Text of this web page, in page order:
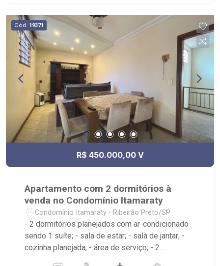
Cód. 19371
R$ 450.000,00 V
Apartamento com 2 dormitórios à
venda no Condomínio Itamaraty
Condomínio Itamaraty - Ribeirão Preto/SP
- 2 dormitórios planejados com ar-condicionado
sendo 1 suíte; - sala de estar; - sala de jantar; -
cozinha planejada; - área de serviço; - 2